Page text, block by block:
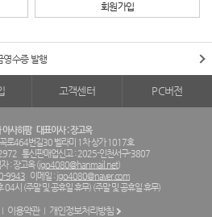
회원가입
영수증 발행
고객센터 PC버전
아사히팜 대표이사 : 장고옥
로464번길30 벨라미 1차 상가 1017호
통신판매업신고 : 2025-인천서구-3807
: 장고옥 (jgo4080@hanmail.net)
9943 이메일 : jgo4080@naver.com
04시 (주말 및 공휴일 휴무) (주말 및 공휴일 휴무)
이용약관 개인정보처리방침